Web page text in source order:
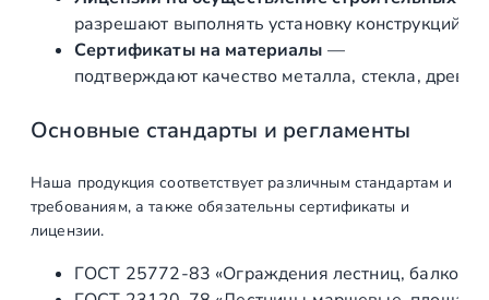
Производство
Изготовление
элементов
шт 1
Изготовление
самонесущих
стеклянных
ограждений
ед 1
разрешают выполнять установку конструкций
Сертификаты на материалы —
подтверждают качество металла, стекла,
Основные стандарты и регламенты
Наша продукция соответствует различным стандартам и
требованиям, а также обязательны сертификаты и
лицензии.
ГОСТ 25772‑83 «Ограждения лестниц,